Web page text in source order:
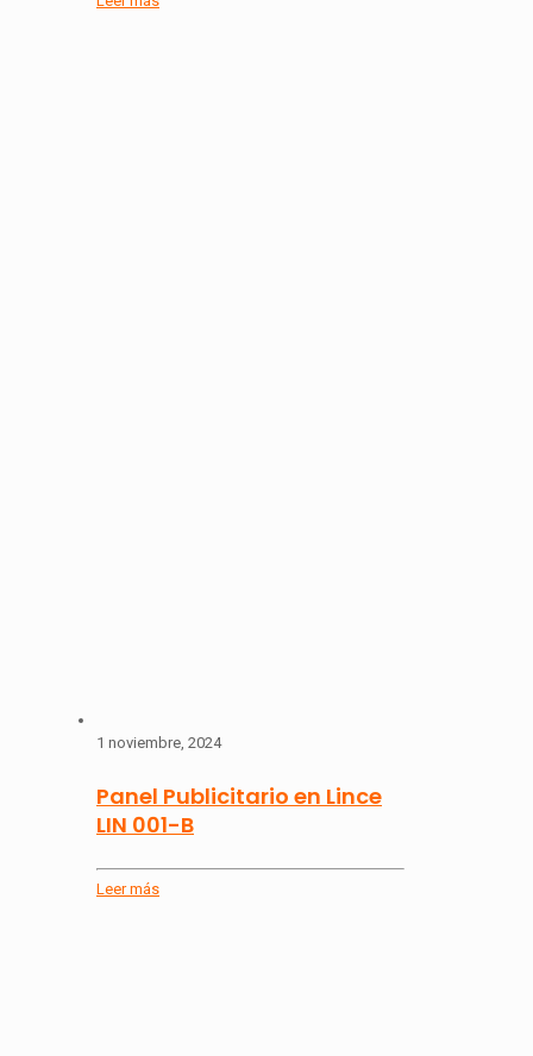
1 noviembre, 2024
Panel Publicitario en Lince
LIN 001-B
Leer más